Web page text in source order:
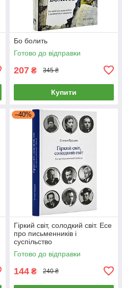
Бо болить
Готово до відправки
207 ₴ 345 ₴
Купити
–40%
Гіркий світ, солодкий світ. Есе
про письменників і
суспільство
Готово до відправки
144 ₴ 240 ₴